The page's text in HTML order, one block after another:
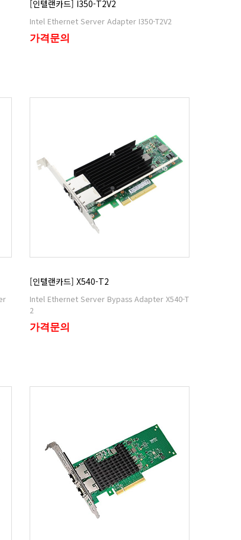
[인텔랜카드] I350-T2V2
Intel Ethernet Server Adapter I350-T2V2
가격문의
[인텔랜카드] X540-T2
2
가격문의